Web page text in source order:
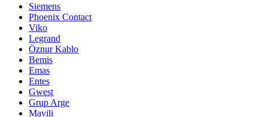
Siemens
Phoenix Contact
Viko
Legrand
Öznur Kablo
Bemis
Emas
Entes
Gwest
Grup Arge
Mavili